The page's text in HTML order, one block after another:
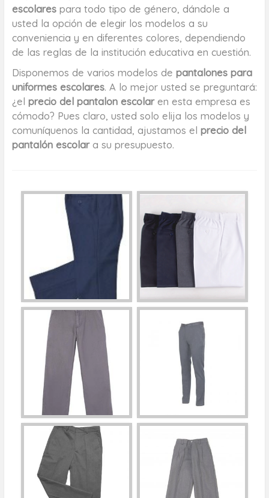
escolares para todo tipo de género, dándole a
usted la opción de elegir los modelos a su
conveniencia y en diferentes colores, dependiendo
de las reglas de la institución educativa en cuestión.
Disponemos de varios modelos de pantalones para
uniformes escolares. A lo mejor usted se preguntará:
¿el precio del pantalon escolaren esta empresa es
cómodo? Pues claro, usted solo elija los modelos y
comuníquenos la cantidad, ajustamos el precio del
pantalón escolara su presupuesto.